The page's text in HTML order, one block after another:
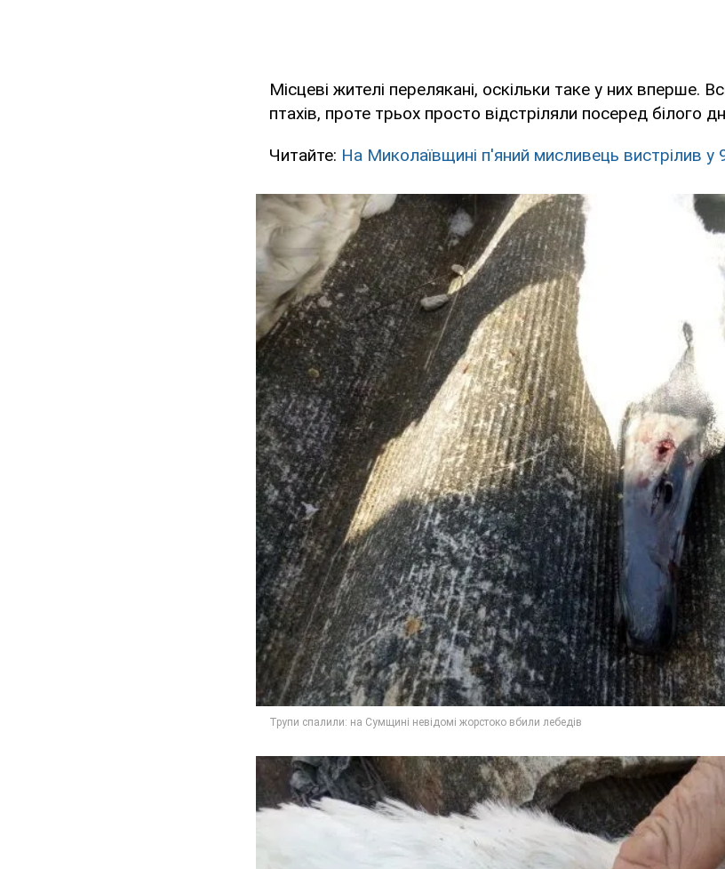
Місцеві жителі перелякані, оскільки таке у них вперше.
птахів, проте трьох просто відстріляли посеред білого
Читайте: На Миколаївщині п'яний мисливець вистрілив у